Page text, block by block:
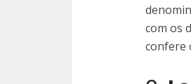
com os
confere